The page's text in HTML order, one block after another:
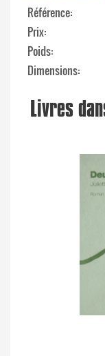
Référence
Prix
Poids
Dimensions
Livres